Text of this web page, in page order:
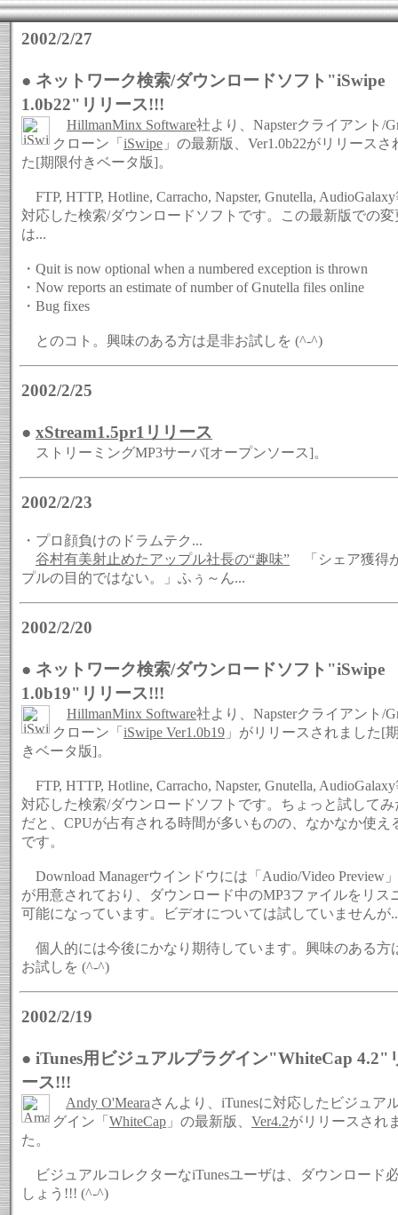
2002/2/27
● ネットワーク検索/ダウンロードソフト"iSwipe
1.0b22"リリース!!!
HillmanMinx Software社より、Napsterクライアント/
クローン「 iSwipe 」の最新版、Ver1.0b22がリリースさ
た[期限付きベータ版]。
FTP, HTTP, Hotline, Carracho, Napster, Gnutella,
対応した検索/ダウンロードソフトです。この最新版での変
は...
・Quit is now optional when a numbered exception is thrown
・Now reports an estimate of number of Gnutella files online
・Bug fixes
とのコト。興味のある方は是非お試しを (^-^)
2002/2/25
● xStream1.5pr1リリース
ストリーミングMP3サーバ[オープンソース]。
2002/2/23
・プロ顔負けのドラムテク...
谷村有美射止めたアップル社長の“趣味” 「シェア獲得
プルの目的ではない。」ふぅ～ん...
2002/2/20
● ネットワーク検索/ダウンロードソフト"iSwipe
1.0b19"リリース!!!
HillmanMinx Software社より、Napsterクライアント/
クローン「 iSwipe Ver1.0b19 」がリリースされました[
きベータ版]。
FTP, HTTP, Hotline, Carracho, Napster, Gnutella,
対応した検索/ダウンロードソフトです。ちょっと試してみ
だと、CPUが占有される時間が多いものの、なかなか使え
です。
Download Managerウインドウには「Audio/Video Preview
が用意されており、ダウンロード中のMP3ファイルをリス
可能になっています。ビデオについては試していませんが
個人的には今後にかなり期待しています。興味のある方
お試しを (^-^)
2002/2/19
● iTunes用ビジュアルプラグイン"WhiteCap 4.2"
ース!!!
Andy O'Mearaさんより、iTunesに対応したビジュア
グイン「 WhiteCap 」の最新版、 Ver4.2がリリースされ
た。
ビジュアルコレクターなiTunesユーザは、ダウンロード
しょう!!! (^-^)